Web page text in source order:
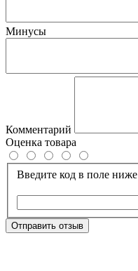
Минусы
Комментарий
Оценка товара
Введите код в поле ниже
Отправить отзыв